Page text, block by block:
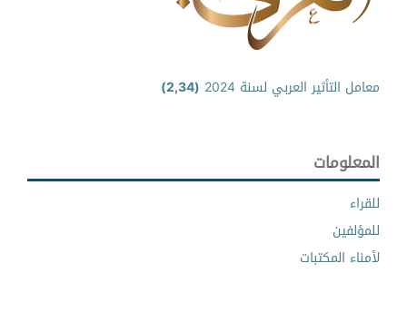
معامل التأثير العربي لسنة 2024 (2,34)
المعلومات
للقراء
للمؤلفين
لأمناء المكتبات